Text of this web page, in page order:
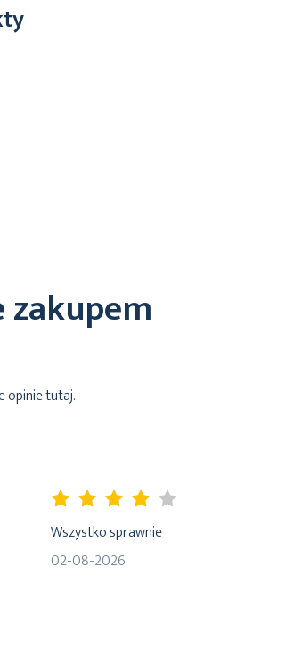
opinie tutaj.
Wszystko sprawnie
02-08-2026